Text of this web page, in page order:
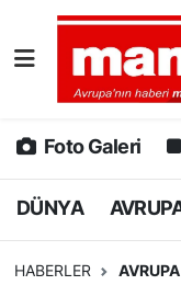
Foto Galeri
DÜNYA
HABERLER AVRUPA
DÜNYA
AVRUPA
ALMANYA
Nöbetçi
Hava
Namaz